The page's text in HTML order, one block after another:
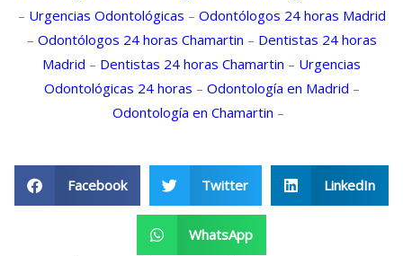
– Urgencias Odontológicas – Odontólogos 24 horas Madrid
– Odontólogos 24 horas Chamartin – Dentistas 24 horas
Madrid – Dentistas 24 horas Chamartin – Urgencias
Odontológicas 24 horas – Odontología en Madrid –
Odontología en Chamartin –
Facebook Twitter LinkedIn
WhatsApp